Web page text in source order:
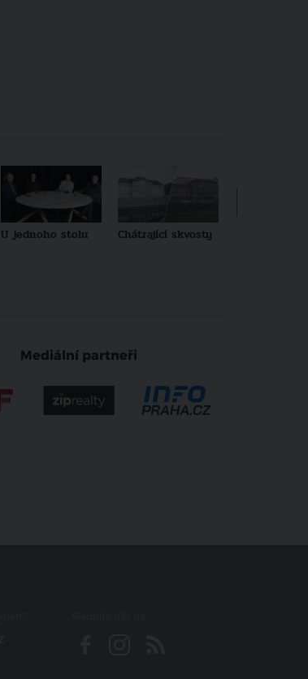
U jednoho stolu Chátrající skvosty
Mediální partneři